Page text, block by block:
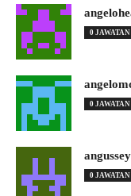
0 JAWATAN
0 JAWATAN
0 JAWATAN